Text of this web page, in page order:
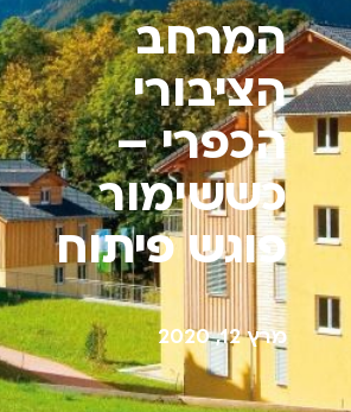
המרחב
הציבורי
הכפרי –
כששימור
פוגש פיתוח
מרץ 12, 2020